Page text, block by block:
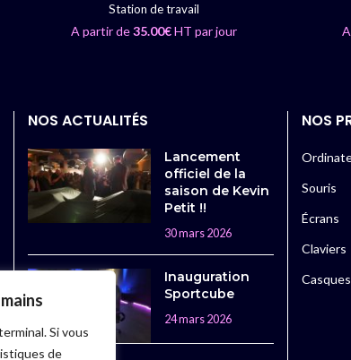
Si vous
de
Station de travail
A partir de35.00€HT par jour
NOS ACTUALITÉS
Lancement
officiel de la
saison de Kevin
Petit !!
30 mars 2026
Inauguration
Sportcube
24 mars 2026
NOS
Souris
Écrans
Claviers
Casques